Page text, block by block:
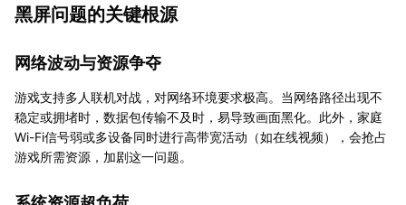
黑屏问题的关键根源
网络波动与资源争夺
游戏支持多人联机对战，对网络环境要求极高。当网络路径出现不
稳定或拥堵时，数据包传输不及时，易导致画面黑化。此外，家庭
Wi-Fi信号弱或多设备同时进行高带宽活动（如在线视频），会抢占
游戏所需资源，加剧这一问题。